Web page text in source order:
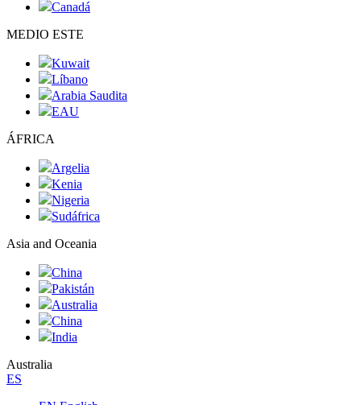
Canadá
MEDIO ESTE
Kuwait
Líbano
Arabia Saudita
EAU
ÁFRICA
Argelia
Kenia
Nigeria
Sudáfrica
Asia and Oceania
China
Pakistán
Australia
China
India
Australia
ES